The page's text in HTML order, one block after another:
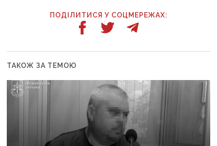
ПОДІЛИТИСЯ У СОЦМЕРЕЖАХ:
ТАКОЖ ЗА ТЕМОЮ